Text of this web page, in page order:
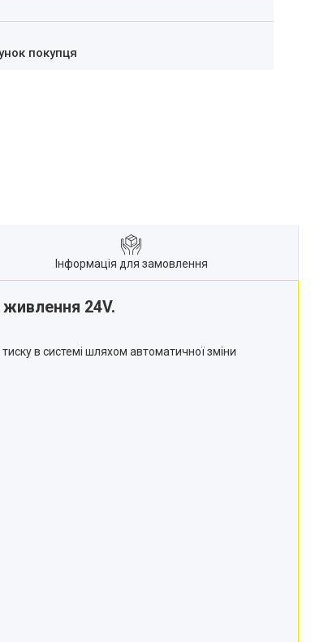
покупця
Інформація для замовлення
живлення 24V.
в системі шляхом автоматичної зміни